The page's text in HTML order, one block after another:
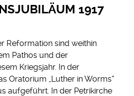
1917
Reformation sind weithin
Pathos und der
Kriegsjahr. In der
Oratorium „Luther in Worms“
aufgeführt. In der Petrikirche